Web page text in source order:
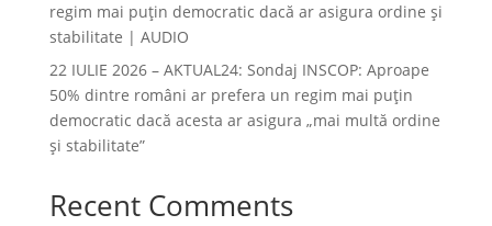
regim mai puțin democratic dacă ar asigura ordine și
stabilitate | AUDIO
22 IULIE 2026 – AKTUAL24: Sondaj INSCOP: Aproape
50% dintre români ar prefera un regim mai puțin
democratic dacă acesta ar asigura „mai multă ordine
și stabilitate”
Recent Comments